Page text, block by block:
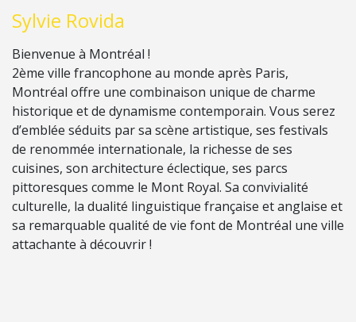
Sylvie Rovida
Bienvenue à Montréal !
2ème ville francophone au monde après Paris,
Montréal offre une combinaison unique de charme
historique et de dynamisme contemporain. Vous serez
d’emblée séduits par sa scène artistique, ses festivals
de renommée internationale, la richesse de ses
cuisines, son architecture éclectique, ses parcs
pittoresques comme le Mont Royal. Sa convivialité
culturelle, la dualité linguistique française et anglaise et
sa remarquable qualité de vie font de Montréal une ville
attachante à découvrir !